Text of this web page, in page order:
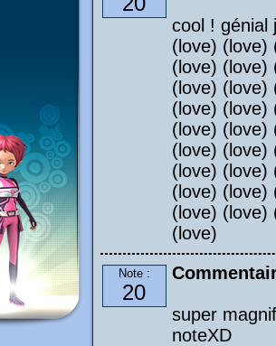
cool ! génial
(love) (love)
(love) (love)
(love) (love)
(love) (love)
(love) (love)
(love) (love)
(love) (love)
(love) (love)
(love) (love)
(love)
Note :
20
super
noteXD